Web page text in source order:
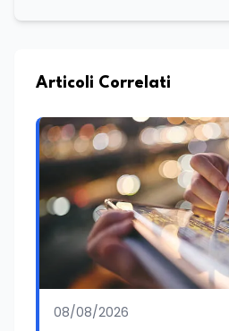
Articoli Correlati
08/08/2026